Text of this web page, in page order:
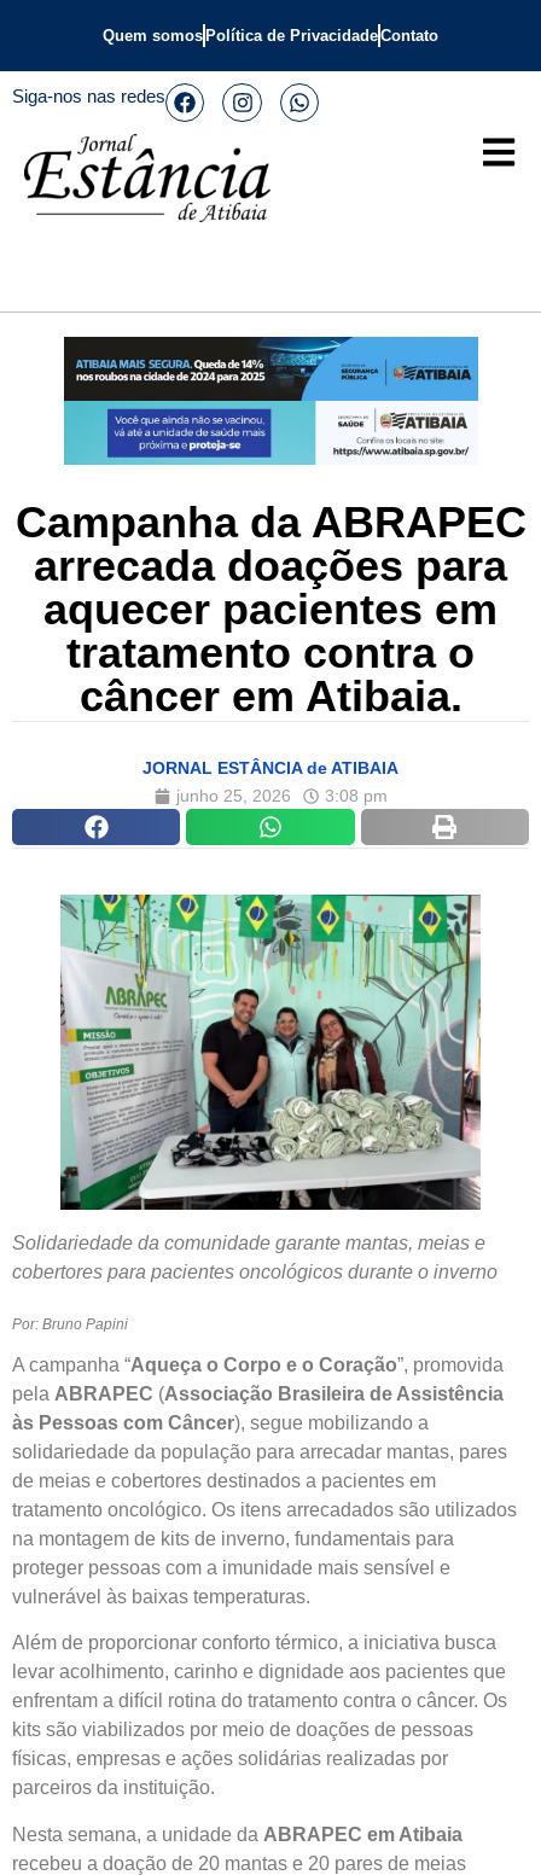
Quem somos Política de PrivacidadeContato
Siga-nos nas redes
Campanha da ABRAPEC
arrecada doações para
aquecer pacientes em
tratamento contra o
câncer em Atibaia.
JORNAL ESTÂNCIA de ATIBAIA
junho 25, 2026
3:08 pm
Solidariedade da comunidade garante mantas, meias e
cobertores para pacientes oncológicos durante o inverno
Por: Bruno Papini
A campanha “Aqueça o Corpo e o Coração”, promovida
pela ABRAPEC (Associação Brasileira de Assistência
às Pessoas com Câncer), segue mobilizando a
solidariedade da população para arrecadar mantas, pares
de meias e cobertores destinados a pacientes em
tratamento oncológico. Os itens arrecadados são utilizados
na montagem de kits de inverno, fundamentais para
proteger pessoas com a imunidade mais sensível e
vulnerável às baixas temperaturas.
Além de proporcionar conforto térmico, a iniciativa busca
levar acolhimento, carinho e dignidade aos pacientes que
enfrentam a difícil rotina do tratamento contra o câncer. Os
kits são viabilizados por meio de doações de pessoas
físicas, empresas e ações solidárias realizadas por
parceiros da instituição.
Nesta semana, a unidade da ABRAPEC em Atibaia
recebeu a doação de 20 mantas e 20 pares de meias